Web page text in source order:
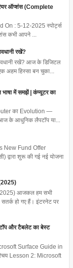
ऑप्शंस (Complete
: 5-12-2025 स्पोर्ट्स
कभी आपने ...
रखें?
रखें? आज के डिजिटल
अहम हिस्सा बन चुका...
में समझें | कंप्यूटर का
का Evolution —
के आधुनिक लैपटॉप या...
New Fund Offer
शुरू की गई नई योजना
आजकल हम सभी
हो गए हैं। इंटरनेट पर
और टैबलेट का बेस्ट
Surface Guide in
Lesson 2: Microsoft